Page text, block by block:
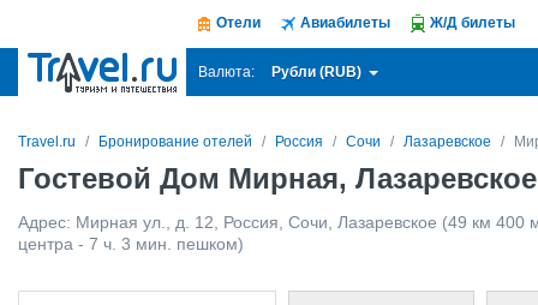
Отели Авиабилеты Ж/Д билеты
Валюта: Рубли (RUB)
Travel.ru Бронирование отелей Россия Сочи Лазаревское
Гостевой Дом Мирная, Лазаревское
Адрес: Мирная ул., д. 12 Россия Сочи Лазаревское (49 км 400
центра - 7 ч. 3 мин. пешком)